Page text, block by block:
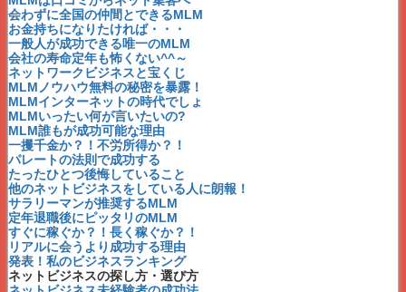
百聴は一見にしかず！
ネットのMLMって不安？
資料請求者の☆生の声☆
ブランディング戦略で成功
時間をかけずに成功しよう！
タダで学んでも成功できない
日本のMLMがこの10年で変わる！
常識を破れば成功できる
月収１００万が夢で終わらない理由
ブログを書く7つの習慣化
時間管理をするな！
成功の決め手はknow-who
中傷記事やコピペの対処法
プラトーを知れば成功できる
誰にでも出来るセルフコーチング
コーチングって何？
すぐに稼ぐか？長く稼ぐか？
時間泥棒になってない？
他のネットビジネスをしている人に朗報！
定年後にピッタリのMLM
会わずに全国の仲間とできるMLM
お金持ちになりたければ・・・
一般人が成功できる唯一のMLM
会社の寿命定年も怖くない^^～
ネットワークビジネスと宝くじ
MLMノウハウ無料の秘密を暴露！
MLMインターネットの時代でしょ
MLMいったい何が言いたいの?
MLM誰もが成功可能な理由
一攫千金か？！不労所得か？！
パレートの法則で成功する
たったひとつ後悔していること
他のネットビジネスをしている人に朗報！
サラリーマンが推奨するMLM
定年退職後にピッタリのMLM
すぐに稼ぐか？！長く稼ぐか？！
リアルに会うより成功する理由
発表！私のビジネスランキング
ネットビジネスの探し方・選び方